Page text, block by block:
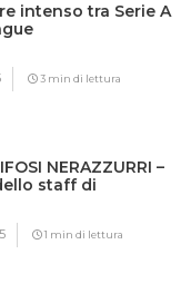
intenso tra Serie A
3 min di lettura
NERAZZURRI –
staff di
1 min di lettura